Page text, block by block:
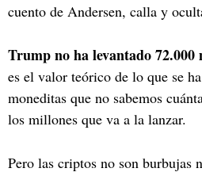
cuento de Andersen, calla y
Trump no ha levantado 72.000
es el valor teórico de lo que se
moneditas que no sabemos
los millones que va a la lanzar.
Pero las criptos no son burbujas